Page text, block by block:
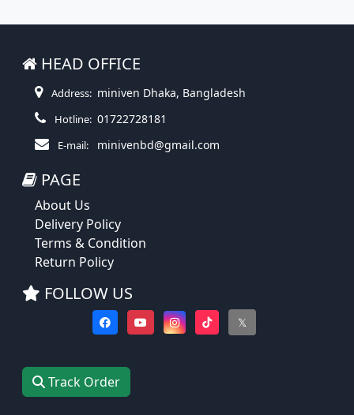
HEAD OFFICE
Address: miniven Dhaka, Bangladesh
Hotline: 01722728181
E-mail: minivenbd@gmail.com
PAGE
About Us
Delivery Policy
Terms & Condition
Return Policy
FOLLOW US
𝕏
Track Order